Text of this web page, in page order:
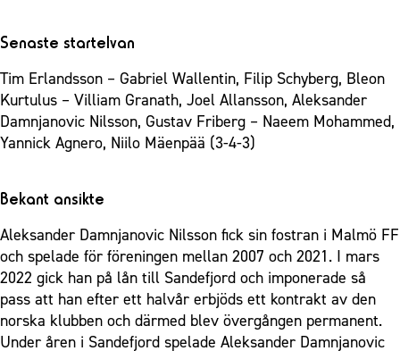
Senaste startelvan
Tim Erlandsson – Gabriel Wallentin, Filip Schyberg, Bleon
Kurtulus – Villiam Granath, Joel Allansson, Aleksander
Damnjanovic Nilsson, Gustav Friberg – Naeem Mohammed,
Yannick Agnero, Niilo Mäenpää (3-4-3)
Bekant ansikte
Aleksander Damnjanovic Nilsson fick sin fostran i Malmö FF
och spelade för föreningen mellan 2007 och 2021. I mars
2022 gick han på lån till Sandefjord och imponerade så
pass att han efter ett halvår erbjöds ett kontrakt av den
norska klubben och därmed blev övergången permanent.
Under åren i Sandefjord spelade Aleksander Damnjanovic